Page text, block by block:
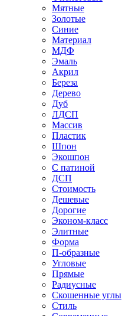
Мятные
Золотые
Синие
Материал
МДФ
Эмаль
Акрил
Береза
Дерево
Дуб
ЛДСП
Массив
Пластик
Шпон
Экошпон
С патиной
ДСП
Стоимость
Дешевые
Дорогие
Эконом-класс
Элитные
Форма
П-образные
Угловые
Прямые
Радиусные
Скошенные углы
Стиль